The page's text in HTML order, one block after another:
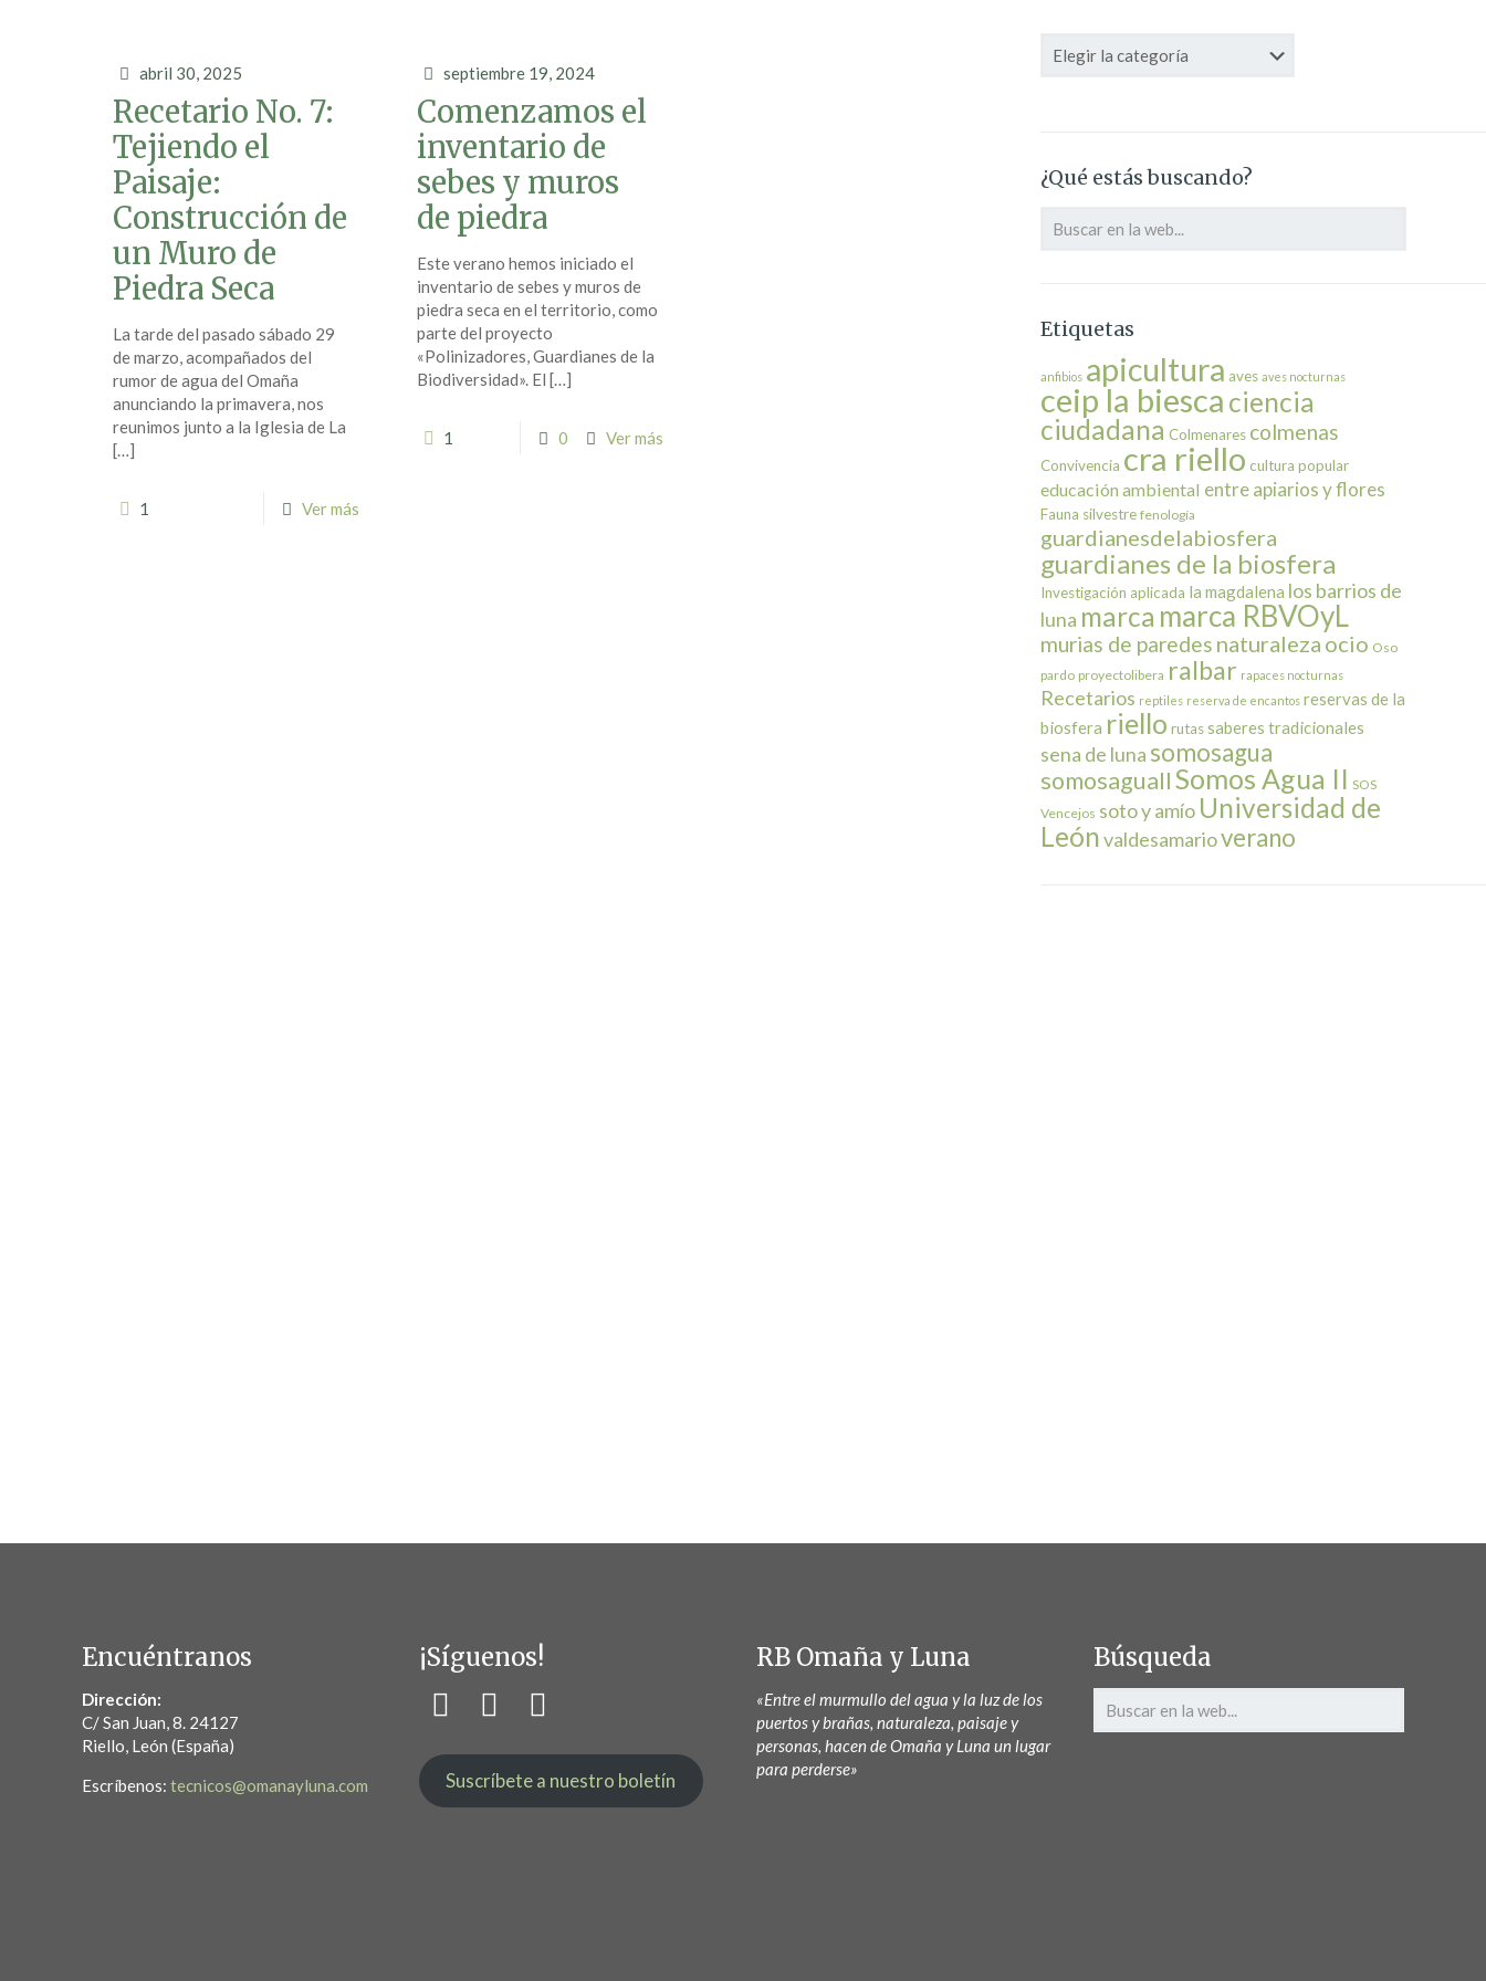
abril 30, 2025
Recetario No. 7:
Tejiendo el
Paisaje:
Construcción de
un Muro de
Piedra Seca
La tarde del pasado sábado 29
de marzo, acompañados del
rumor de agua del Omaña
anunciando la primavera, nos
reunimos junto a la Iglesia de La
[…]
1 Ver más
septiembre 19, 2024
Comenzamos el
inventario de
sebes y muros
de piedra
Este verano hemos iniciado el
inventario de sebes y muros de
piedra seca en el territorio, como
parte del proyecto
«Polinizadores, Guardianes de la
Biodiversidad». El […]
1 0 Ver más
Categorías
¿Qué estás buscando?
Etiquetas
anfibios apicultura aves aves nocturnas
ceip la biesca ciencia
ciudadana Colmenares colmenas
Convivencia cra riello cultura popular
educación ambiental entre apiarios y flores
Fauna silvestre fenología
guardianesdelabiosfera
guardianes de la biosfera
Investigación aplicada la magdalena los barrios de
luna marca marca RBVOyL
murias de paredes naturaleza ocio Oso
pardo proyectolibera ralbar rapaces nocturnas
Recetarios reptiles reserva de encantos reservas de la
biosfera riello rutassaberes tradicionales
sena de luna somosagua
somosaguaIISomos Agua II SOS
Vencejos soto y amío Universidad de
Leónvaldesamarioverano
Encuéntranos
Dirección:
C/ San Juan, 8. 24127
Riello, León (España)
Escríbenos: tecnicos@omanayluna.com
¡Síguenos!
Suscríbete a nuestro boletín
RB Omaña y Luna
«Entre el murmullo del agua y la luz de los
puertos y brañas, naturaleza, paisaje y
personas, hacen de Omaña y Luna un lugar
para perderse»
Búsqueda